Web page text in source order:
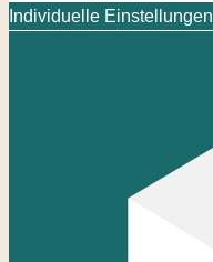
Individuelle Einstellungen